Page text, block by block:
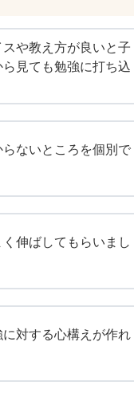
や教え方が良いと子
見ても勉強に打ち込
ないところを個別で
伸ばしてもらいまし
対する心構えが作れ